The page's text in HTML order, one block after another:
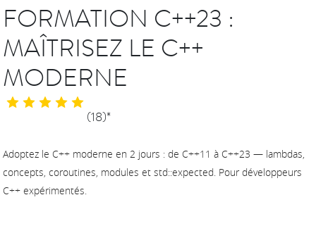
FORMATION C++23 :
MAÎTRISEZ LE C++
MODERNE
(18)*
Adoptez le C++ moderne en 2 jours : de C++11 à C++23 — lambdas,
concepts, coroutines, modules et std::expected. Pour développeurs
C++ expérimentés.